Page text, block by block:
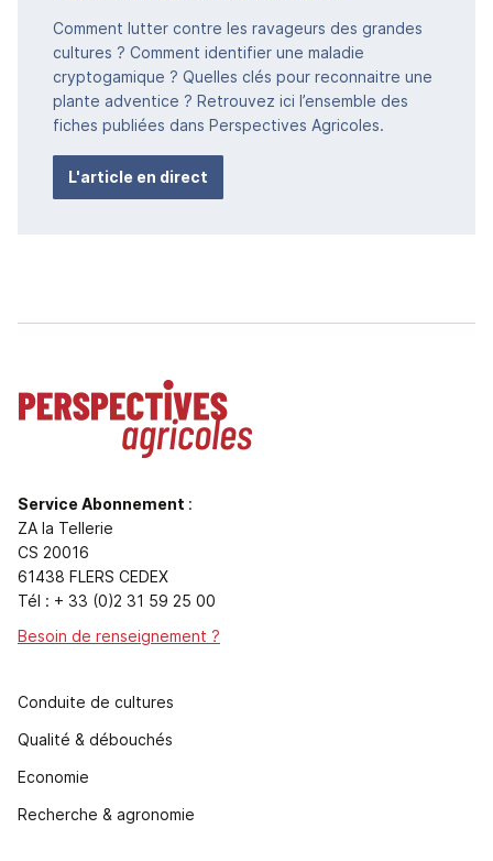
Comment lutter contre les ravageurs des grandes
cultures ? Comment identifier une maladie
cryptogamique ? Quelles clés pour reconnaitre une
plante adventice ? Retrouvez ici l’ensemble des
fiches publiées dans Perspectives Agricoles.
L'article en direct
Service Abonnement :
ZA la Tellerie
CS 20016
61438 FLERS CEDEX
Tél : + 33 (0)2 31 59 25 00
Besoin de renseignement ?
Conduite de cultures
Qualité & débouchés
Economie
Recherche & agronomie